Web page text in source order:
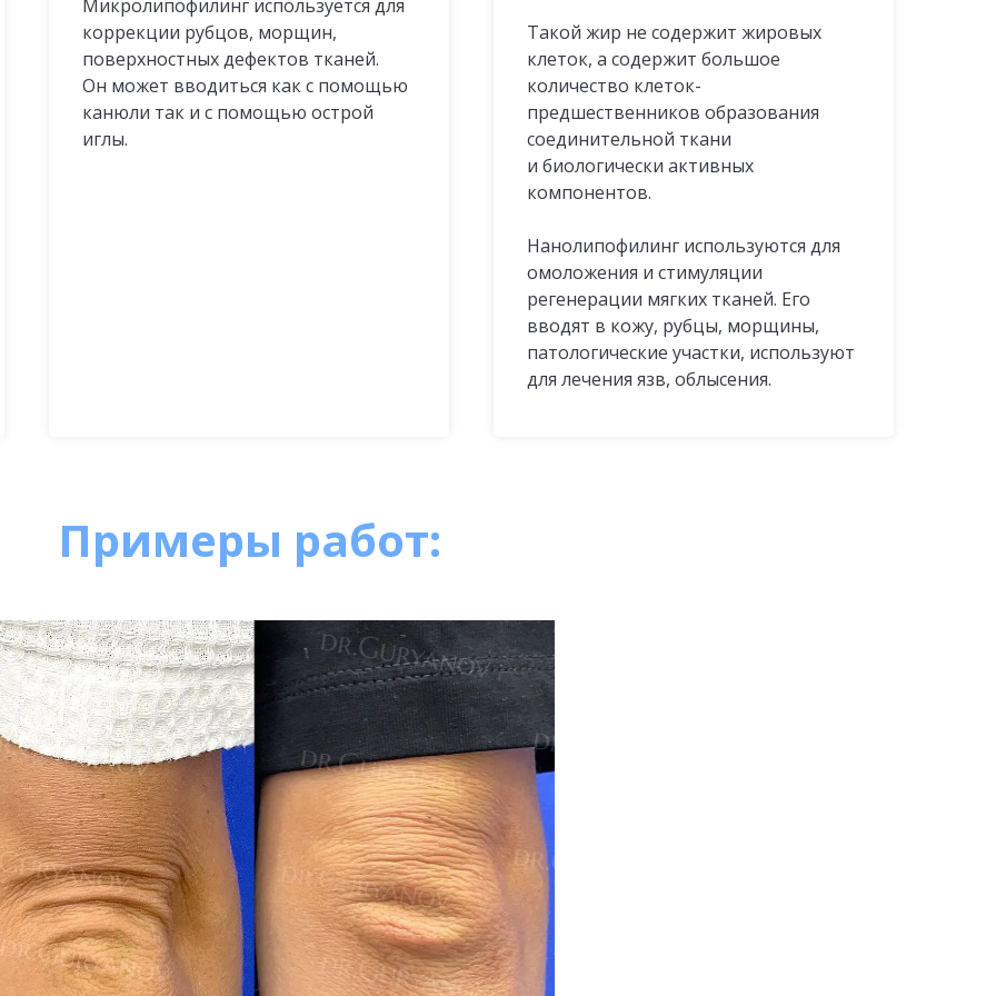
Микролипофилинг используется для
коррекции рубцов, морщин,
поверхностных дефектов тканей.
Он может вводиться как с помощью
канюли так и с помощью острой
иглы.
Такой жир не содержит жировых
клеток, а содержит большое
количество клеток-
предшественников образования
соединительной ткани
и биологически активных
компонентов.
Нанолипофилинг используются для
омоложения и стимуляции
регенерации мягких тканей. Его
вводят в кожу, рубцы, морщины,
патологические участки, используют
для лечения язв, облысения.
Примеры работ: